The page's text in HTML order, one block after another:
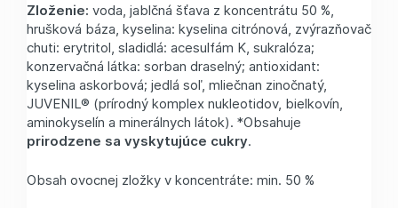
Zloženie: voda, jablčná šťava z koncentrátu 50 %,
hrušková báza, kyselina: kyselina citrónová, zvýrazňovač
chuti: erytritol, sladidlá: acesulfám K, sukralóza;
konzervačná látka: sorban draselný; antioxidant:
kyselina askorbová; jedlá soľ, mliečnan zinočnatý,
JUVENIL® (prírodný komplex nukleotidov, bielkovín,
aminokyselín a minerálnych látok). *Obsahuje
prirodzene sa vyskytujúce cukry.
Obsah ovocnej zložky v koncentráte: min. 50 %